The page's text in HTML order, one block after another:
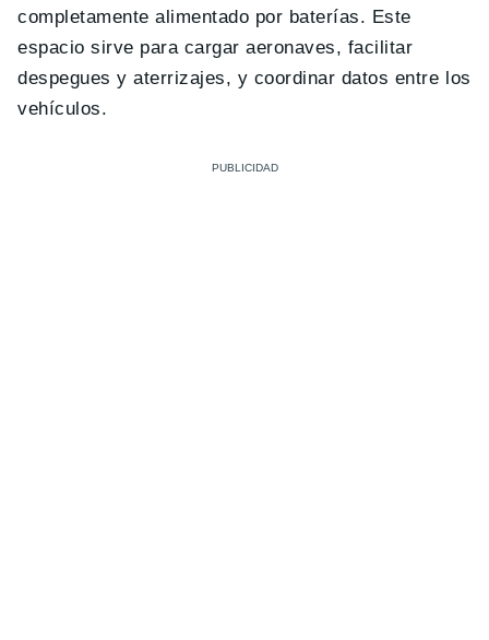
completamente alimentado por baterías. Este
espacio sirve para cargar aeronaves, facilitar
despegues y aterrizajes, y coordinar datos entre los
vehículos.